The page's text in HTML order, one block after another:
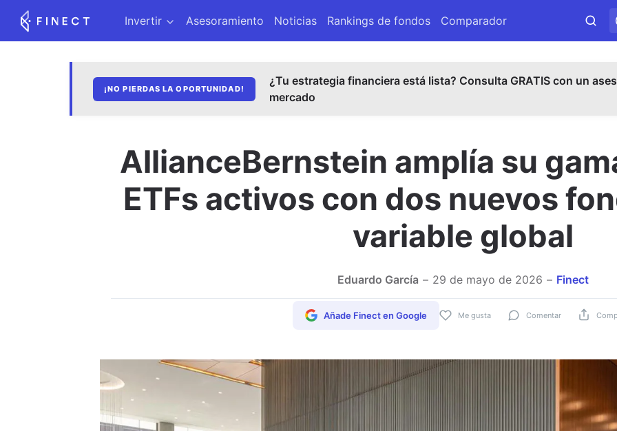
Invertir Asesoramiento Noticias Rankings de fondos Comparador
¡NO PIERDAS LA OPORTUNIDAD!
¿Tu estrategia financiera está lista? Consulta GRATIS con un
mercado
AllianceBernstein amplía su
ETFs activos con dos nuevos
variable global
Eduardo García 29 de mayo de 2026 Finect
Me gusta Comentar
Añade Finect en Google